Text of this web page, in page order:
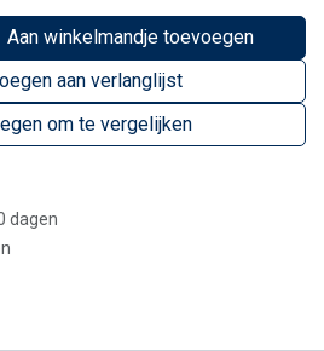
Aan winkelmandje toevoegen
om te vergelijken
aan verlanglijst
dagen